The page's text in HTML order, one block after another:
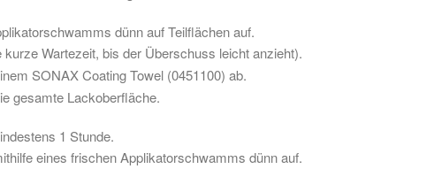
dünn auf Teilflächen auf.
Wartezeit, bis der Überschuss leicht anzieht).
SONAX Coating Towel (0451100) ab.
gesamte Lackoberfläche.
1 Stunde.
eines frischen Applikatorschwamms dünn auf.